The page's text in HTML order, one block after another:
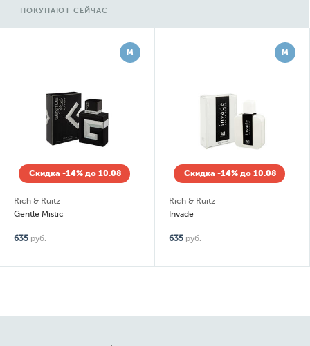
ПОКУПАЮТ СЕЙЧАС
М
Скидка -14% до 10.08
Rich & Ruitz
Gentle Mistic
635 руб.
М
Скидка -14% до 10.08
Rich & Ruitz
Invade
635 руб.